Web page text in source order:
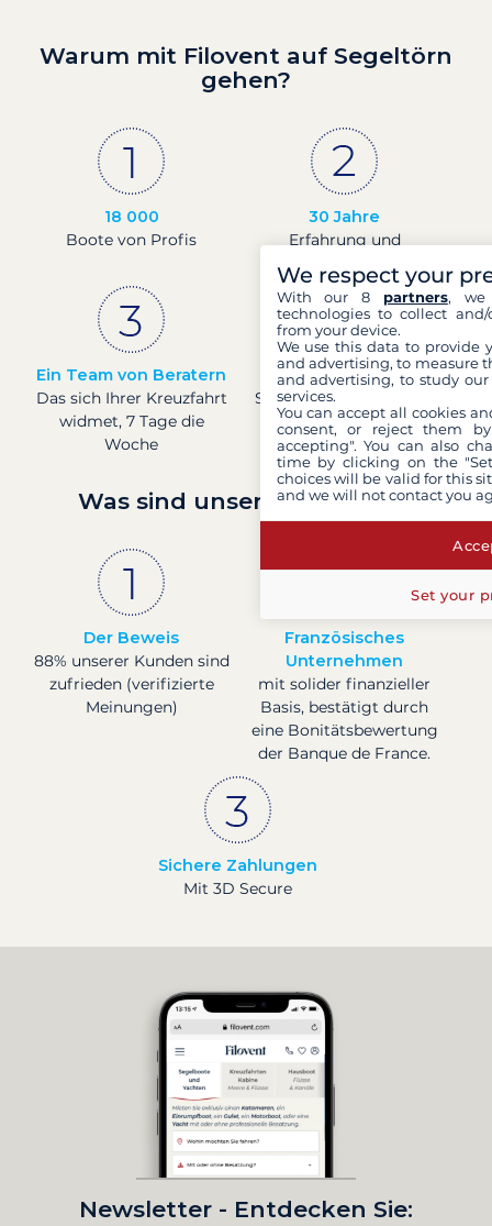
Warum mit Filovent auf Segeltörn
gehen?
18 000
Boote von Profis
30 Jahre
Erfahrung und
Leidenschaft
Ein Team von Beratern
Das sich Ihrer Kreuzfahrt
widmet, 7 Tage die
Woche
Preise in Echtzeit
Sehen Sie die Preise für
Boote in Echtzeit.
Was sind unsere Garantien?
Der Beweis
88% unserer Kunden sind
zufrieden (verifizierte
Meinungen)
Französisches
Unternehmen
mit solider finanzieller
Basis, bestätigt durch
eine Bonitätsbewertung
der Banque de France.
Sichere Zahlungen
Mit 3D Secure
Newsletter - Entdecken Sie:
We respect your
With our 8 partners, we
technologies to collect
from your device.
We use this data to provide
and advertising, to measure
and advertising, to study
services.
You can accept all cookies
consent, or reject them
accepting". You can also
time by clicking on the
choices will be valid for this
and we will not contact you
Set your